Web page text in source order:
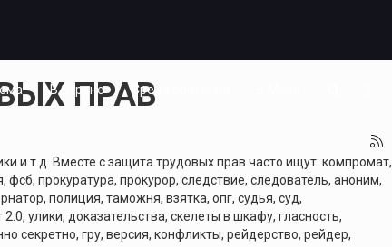
В Стране Среда обитания
ПРАВ
и т.д. Вместе с защита трудовых прав часто ищут: компромат,
прокуратура, прокурор, следствие, следователь, аноним,
полиция, таможня, взятка, опг, судья, суд,
улики, доказательства, скелеты в шкафу, гласность,
секретно, гру, версия, конфликты, рейдерство, рейдер,